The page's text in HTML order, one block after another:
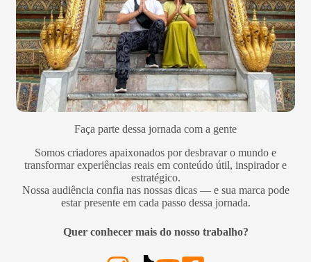
Faça parte dessa jornada com a gente
Somos criadores apaixonados por desbravar o mundo e
transformar experiências reais em conteúdo útil, inspirador e
estratégico.
Nossa audiência confia nas nossas dicas — e sua marca pode
estar presente em cada passo dessa jornada.
Quer conhecer mais do nosso trabalho?